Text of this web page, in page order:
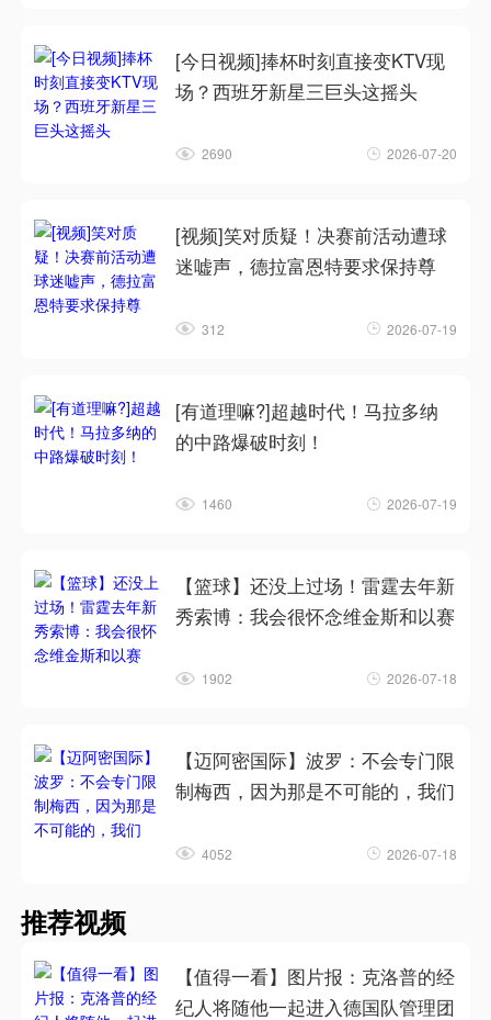
[今日视频]捧杯时刻直接变KTV现
场？西班牙新星三巨头这摇头
2690 2026-07-20
[视频]笑对质疑！决赛前活动遭球
迷嘘声，德拉富恩特要求保持尊
312 2026-07-19
[有道理嘛?]超越时代！马拉多纳
的中路爆破时刻！
1460 2026-07-19
【篮球】还没上过场！雷霆去年新
秀索博：我会很怀念维金斯和以赛
1902 2026-07-18
【迈阿密国际】波罗：不会专门限
制梅西，因为那是不可能的，我们
4052 2026-07-18
推荐视频
【值得一看】图片报：克洛普的经
纪人将随他一起进入德国队管理团